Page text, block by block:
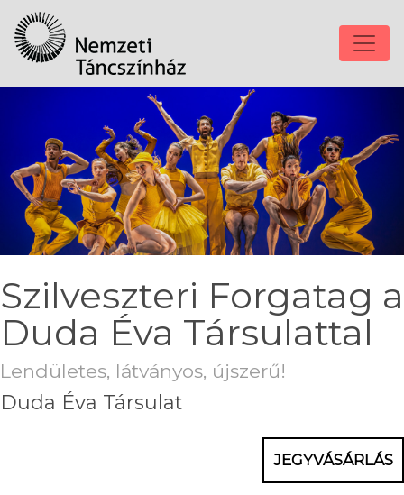
Szilveszteri Forgatag a
Duda Éva Társulattal
Lendületes, látványos, újszerű!
Duda Éva Társulat
JEGYVÁSÁRLÁS